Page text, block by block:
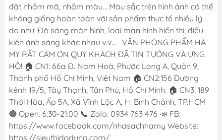
đặt nhầm mã, nhầm màu... Màu sắc trên hình ảnh có thể
không giống hoàn toàn với sản phẩm thực tế nhiều lý
do như. Độ sáng màn hình, loại màn hình hiển thị, điều
kiện ánh sáng khác nhau v.v... VĂN PHÒNG PHẨM HÀ
MY RẤT CÁM ƠN QUÝ KHÁCH ĐÃ TIN TƯỞNG VÀ ỬNG
HỘ! 🏠 CN1: 66a Đ. Nam Hoà, Phước Long A, Quận 9,
Thành phố Hồ Chí Minh, Việt Nam 🏠 CN2:156 Đường
kênh 19/5, Tây Thạnh, Tân Phú, Hồ Chí Minh. 🏠 CN3: 189
Thới Hòa, Ấp 5A, Xã Vĩnh Lộc A, H. Bình Chánh, TP.HCM
🔴 Open: 6:30-21:00 📞 Zalo: 0934 763 476 📣 FB:
https://www.facebook.com/nhasachhamy Website:
https://sieuthidodung.com/